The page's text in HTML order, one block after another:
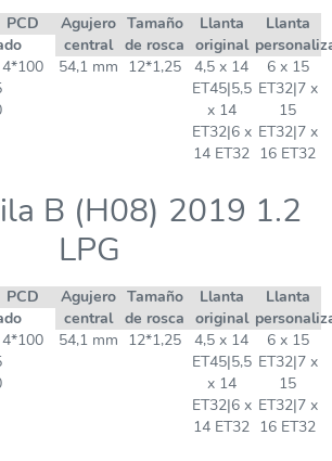
PCD
Agujero
central
Tamaño
de rosca
Llanta
original
Llanta
4*100 54,1 mm 12*1,25
4,5 x 14
ET45|5,5
x 14
ET32|6 x
14 ET32
6 x 15
ET32|7 x
15
ET32|7 x
16 ET32
B (H08) 2019 1.2
LPG
PCD
Agujero
central
Tamaño
de rosca
Llanta
original
Llanta
4*100 54,1 mm 12*1,25
4,5 x 14
ET45|5,5
x 14
ET32|6 x
14 ET32
6 x 15
ET32|7 x
15
ET32|7 x
16 ET32